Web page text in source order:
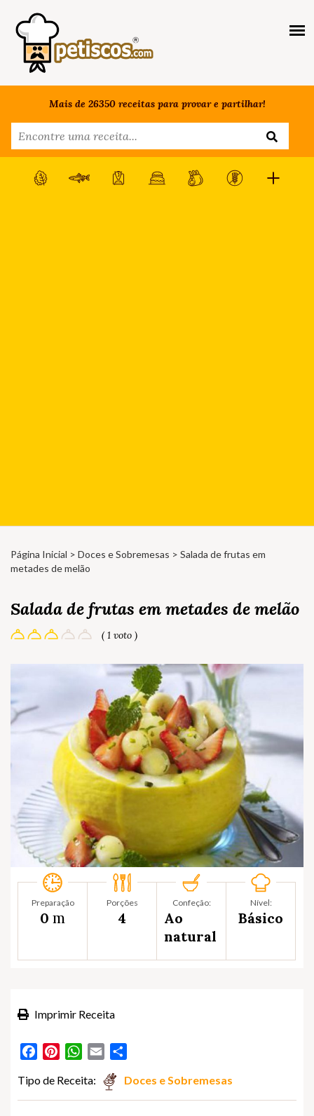
Mais de 26350 receitas para provar e partilhar!
Página Inicial > Doces e Sobremesas > Salada de frutas em
metades de melão
Salada de frutas em metades de melão
( 1 voto )
Preparação
0 m
Porções
4
Confeção:
Ao
natural
Nível:
Básico
Imprimir Receita
FacebookPinterestWhatsApp
Email
Tipo de Receita: Doces e Sobremesas